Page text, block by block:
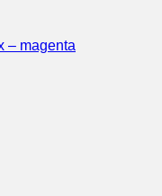
– magenta